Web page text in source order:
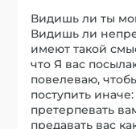
Видишь ли ты
Видишь ли
имеют такой
что Я вас
повелеваю,
поступить
претерпевать
предавать вас